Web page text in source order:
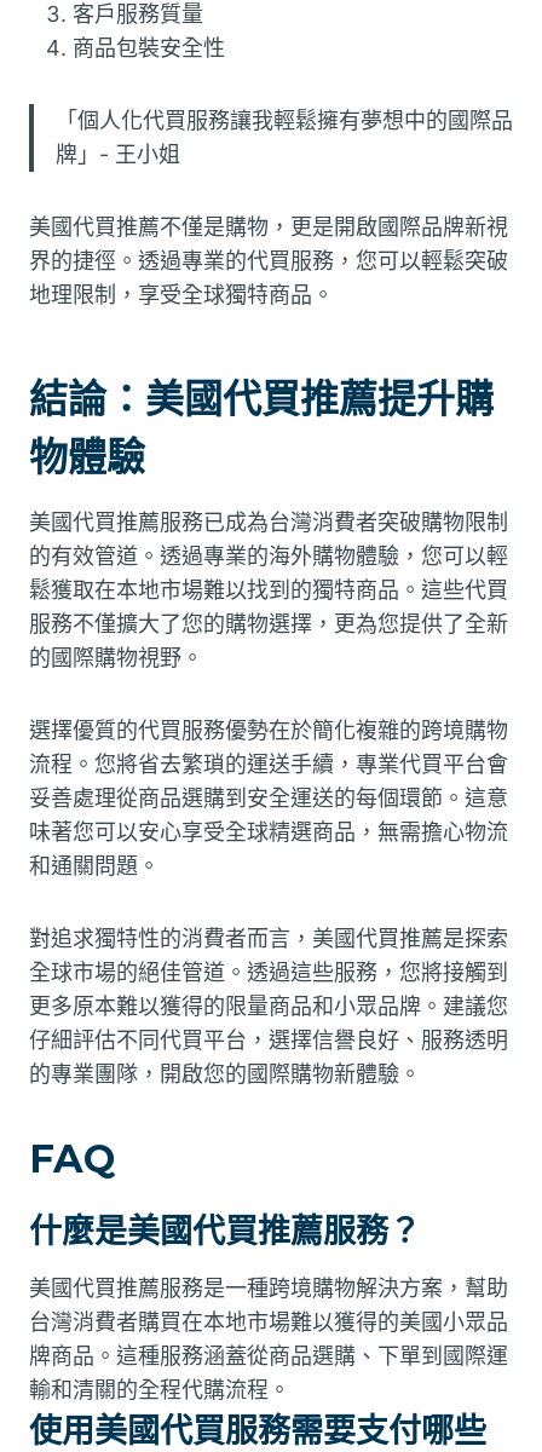
客戶服務質量
商品包裝安全性
「個人化代買服務讓我輕鬆擁有夢想中的國際品
牌」- 王小姐
美國代買推薦不僅是購物，更是開啟國際品牌新視
界的捷徑。透過專業的代買服務，您可以輕鬆突破
地理限制，享受全球獨特商品。
結論：美國代買推薦提升購
物體驗
美國代買推薦服務已成為台灣消費者突破購物限制
的有效管道。透過專業的海外購物體驗，您可以輕
鬆獲取在本地市場難以找到的獨特商品。這些代買
服務不僅擴大了您的購物選擇，更為您提供了全新
的國際購物視野。
選擇優質的代買服務優勢在於簡化複雜的跨境購物
流程。您將省去繁瑣的運送手續，專業代買平台會
妥善處理從商品選購到安全運送的每個環節。這意
味著您可以安心享受全球精選商品，無需擔心物流
和通關問題。
對追求獨特性的消費者而言，美國代買推薦是探索
全球市場的絕佳管道。透過這些服務，您將接觸到
更多原本難以獲得的限量商品和小眾品牌。建議您
仔細評估不同代買平台，選擇信譽良好、服務透明
的專業團隊，開啟您的國際購物新體驗。
FAQ
什麼是美國代買推薦服務？
美國代買推薦服務是一種跨境購物解決方案，幫助
台灣消費者購買在本地市場難以獲得的美國小眾品
牌商品。這種服務涵蓋從商品選購、下單到國際運
輸和清關的全程代購流程。
使用美國代買服務需要支付哪些